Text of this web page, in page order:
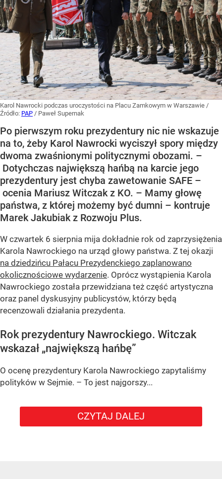
Karol Nawrocki podczas uroczystości na Placu Zamkowym w Warszawie /
Źródło: PAP / Paweł Supernak
Po pierwszym roku prezydentury nic nie wskazuje
na to, żeby Karol Nawrocki wyciszył spory między
dwoma zwaśnionymi politycznymi obozami. –
Dotychczas największą hańbą na karcie jego
prezydentury jest chyba zawetowanie SAFE –
ocenia Mariusz Witczak z KO. – Mamy głowę
państwa, z której możemy być dumni – kontruje
Marek Jakubiak z Rozwoju Plus.
W czwartek 6 sierpnia mija dokładnie rok od zaprzysiężenia
Karola Nawrockiego na urząd głowy państwa. Z tej okazji
na dziedzińcu Pałacu Prezydenckiego zaplanowano
okolicznościowe wydarzenie. Oprócz wystąpienia Karola
Nawrockiego została przewidziana też część artystyczna
oraz panel dyskusyjny publicystów, którzy będą
recenzowali działania prezydenta.
Rok prezydentury Nawrockiego. Witczak
wskazał „największą hańbę”
O ocenę prezydentury Karola Nawrockiego zapytaliśmy
polityków w Sejmie. – To jest najgorszy...
CZYTAJ DALEJ